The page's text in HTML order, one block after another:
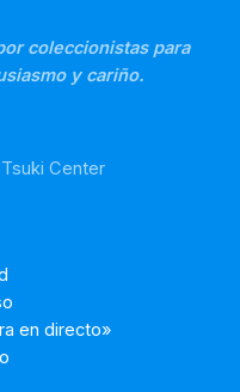
coleccionistas para
y cariño.
Center
en directo»